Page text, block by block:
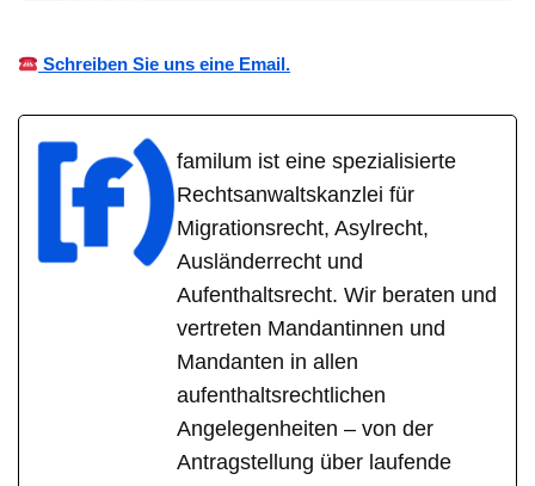
Schreiben Sie uns eine Email.
familum ist eine spezialisierte
Rechtsanwaltskanzlei für
Migrationsrecht, Asylrecht,
Ausländerrecht und
Aufenthaltsrecht. Wir beraten und
vertreten Mandantinnen und
Mandanten in allen
aufenthaltsrechtlichen
Angelegenheiten – von der
Antragstellung über laufende